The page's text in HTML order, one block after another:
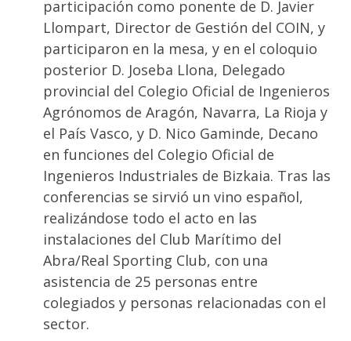
participación como ponente de D. Javier
Llompart, Director de Gestión del COIN, y
participaron en la mesa, y en el coloquio
posterior D. Joseba Llona, Delegado
provincial del Colegio Oficial de Ingenieros
Agrónomos de Aragón, Navarra, La Rioja y
el País Vasco, y D. Nico Gaminde, Decano
en funciones del Colegio Oficial de
Ingenieros Industriales de Bizkaia. Tras las
conferencias se sirvió un vino español,
realizándose todo el acto en las
instalaciones del Club Marítimo del
Abra/Real Sporting Club, con una
asistencia de 25 personas entre
colegiados y personas relacionadas con el
sector.